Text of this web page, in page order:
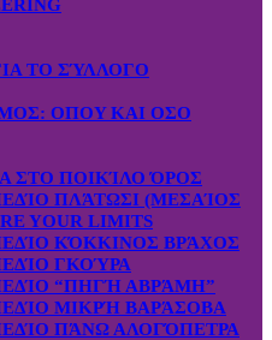
ΤΟ ΣΎΛΛΟΓΟ
OΠOY KAI ΟΣΟ
ΣΤΟ ΠΟΙΚΊΛΟ ΌΡΟΣ
ΠΛΆΤΩΣΙ (ΜΕΣΑΊΟΣ
YOUR LIMITS
ΚΌΚΚΙΝΟΣ ΒΡΆΧΟΣ
ΓΚΟΎΡΑ
“ΠΗΓΉ ΑΒΡΆΜΗ”
ΜΙΚΡΉ ΒΑΡΆΣΟΒΑ
ΠΆΝΩ ΑΛΟΓΌΠΕΤΡΑ